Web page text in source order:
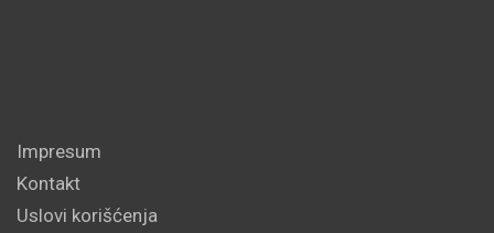
Impresum
Kontakt
Uslovi korišćenja